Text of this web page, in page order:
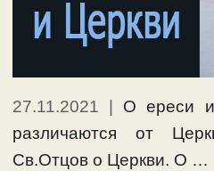
27.11.2021
О ереси
различаются от
Св.Отцов о Церкви. О …